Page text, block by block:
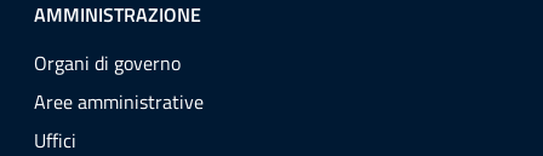
AMMINISTRAZIONE
Organi di governo
Aree amministrative
Uffici